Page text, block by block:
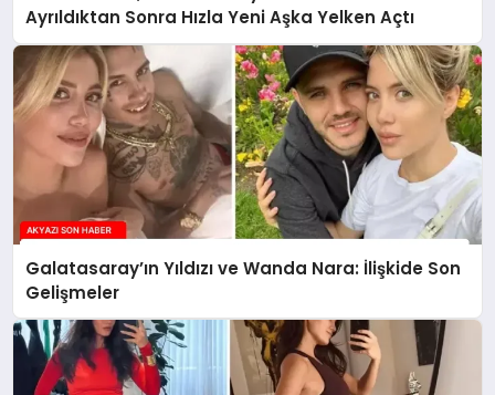
Ayrıldıktan Sonra Hızla Yeni Aşka Yelken Açtı
Galatasaray’ın Yıldızı ve Wanda Nara: İlişkide Son
Gelişmeler